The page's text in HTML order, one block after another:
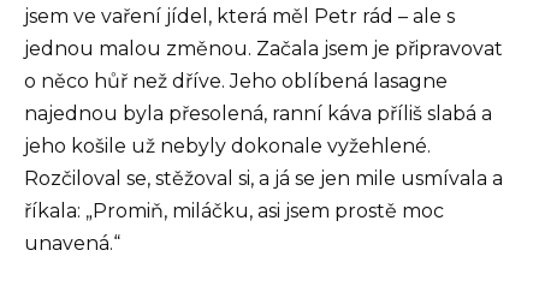
jsem ve vaření jídel, která měl Petr rád – ale s
jednou malou změnou. Začala jsem je připravovat
o něco hůř než dříve. Jeho oblíbená lasagne
najednou byla přesolená, ranní káva příliš slabá a
jeho košile už nebyly dokonale vyžehlené.
Rozčiloval se, stěžoval si, a já se jen mile usmívala a
říkala: „Promiň, miláčku, asi jsem prostě moc
unavená.“